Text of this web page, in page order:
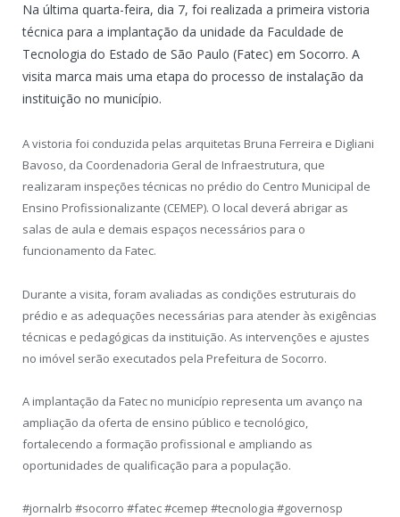
Na última quarta-feira, dia 7, foi realizada a primeira vistoria
técnica para a implantação da unidade da Faculdade de
Tecnologia do Estado de São Paulo (Fatec) em Socorro. A
visita marca mais uma etapa do processo de instalação da
instituição no município.
A vistoria foi conduzida pelas arquitetas Bruna Ferreira e Digliani
Bavoso, da Coordenadoria Geral de Infraestrutura, que
realizaram inspeções técnicas no prédio do Centro Municipal de
Ensino Profissionalizante (CEMEP). O local deverá abrigar as
salas de aula e demais espaços necessários para o
funcionamento da Fatec.
Durante a visita, foram avaliadas as condições estruturais do
prédio e as adequações necessárias para atender às exigências
técnicas e pedagógicas da instituição. As intervenções e ajustes
no imóvel serão executados pela Prefeitura de Socorro.
A implantação da Fatec no município representa um avanço na
ampliação da oferta de ensino público e tecnológico,
fortalecendo a formação profissional e ampliando as
oportunidades de qualificação para a população.
#jornalrb #socorro #fatec #cemep #tecnologia #governosp